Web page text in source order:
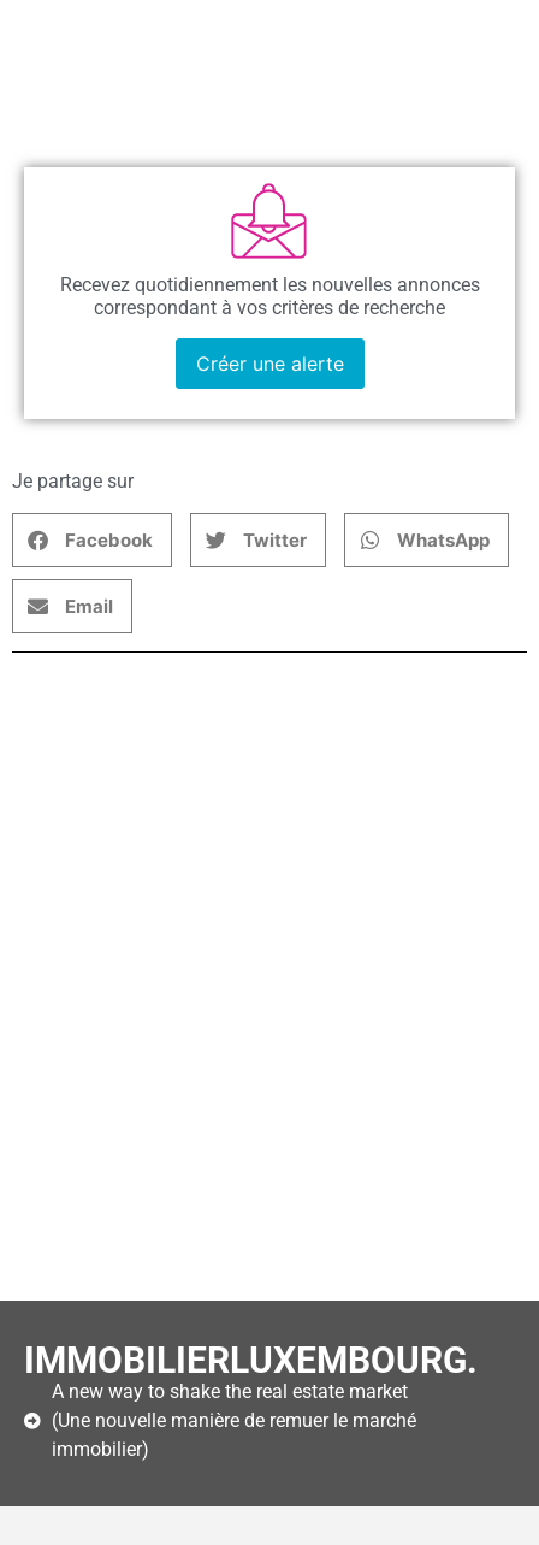
Recevez quotidiennement les nouvelles annonces
correspondant à vos critères de recherche
Créer une alerte
Je partage sur
Facebook Twitter WhatsApp
Email
IMMOBILIERLUXEMBOURG.
A new way to shake the real estate market
(Une nouvelle manière de remuer le marché
immobilier)